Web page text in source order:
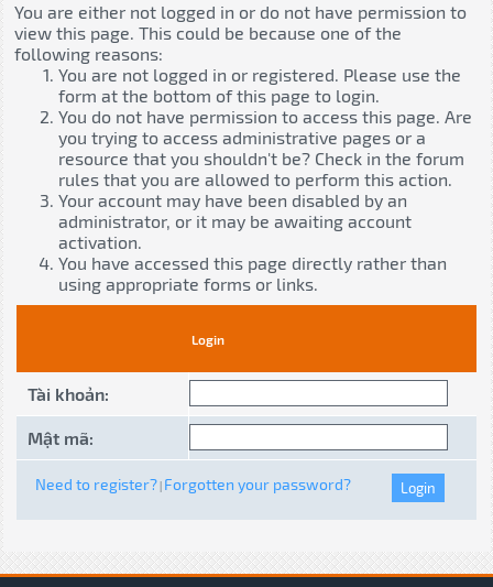
You are either not logged in or do not have permission to
view this page. This could be because one of the
following reasons:
You are not logged in or registered. Please use the
form at the bottom of this page to login.
You do not have permission to access this page. Are
you trying to access administrative pages or a
resource that you shouldn't be? Check in the forum
rules that you are allowed to perform this action.
Your account may have been disabled by an
administrator, or it may be awaiting account
activation.
You have accessed this page directly rather than
using appropriate forms or links.
Login
Tài khoản:
Mật mã:
Need to register? Forgotten your password?